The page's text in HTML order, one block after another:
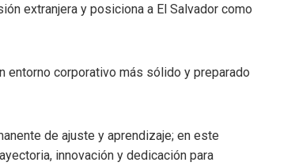
extranjera y posiciona a El Salvador como
entorno corporativo más sólido y preparado
de ajuste y aprendizaje; en este
innovación y dedicación para